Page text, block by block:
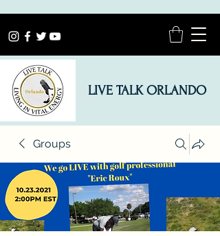
LIVE TALK ORLANDO
Groups